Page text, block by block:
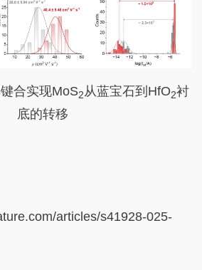
合实现MoS2从蓝宝石到HfO2衬
底的转移
articles/s41928-025-